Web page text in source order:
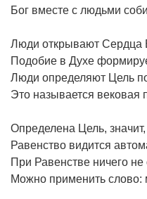
Бог вместе с людьми
Люди открывают Сердца
Подобие в Духе
Люди определяют Цель
Это называется вековая
Определена Цель,
Равенство видится
При Равенстве ничего
Можно применить слово: